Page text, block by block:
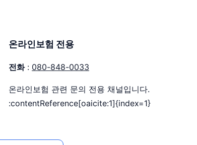
온라인보험 전용
전화: 080-848-0033
온라인보험 관련 문의 전용 채널입니다.
:contentReference[oaicite:1]{index=1}